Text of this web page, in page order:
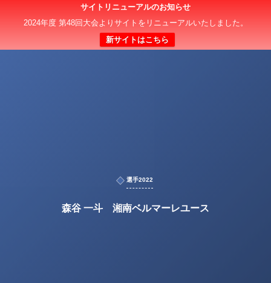
サイトリニューアルのお知らせ
2024年度 第48回大会よりサイトをリニューアルいたしました。
新サイトはこちら
選手2022
森谷 一斗 湘南ベルマーレユース